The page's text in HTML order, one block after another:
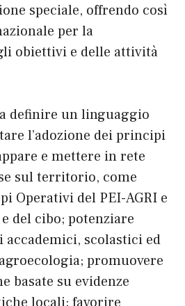
speciale, offrendo così
per la
obiettivi e delle attività
definire un linguaggio
l’adozione dei principi
e mettere in rete
sul territorio, come
Operativi del PEI-AGRI e
del cibo; potenziare
scolastici ed
promuovere
basate su evidenze